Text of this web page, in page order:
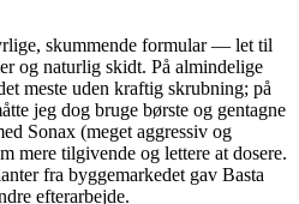
skummende formular — let til
og naturlig skidt. På almindelige
meste uden kraftig skrubning; på
jeg dog bruge børste og gentagne
Sonax (meget aggressiv og
mere tilgivende og lettere at dosere.
fra byggemarkedet gav Basta
efterarbejde.